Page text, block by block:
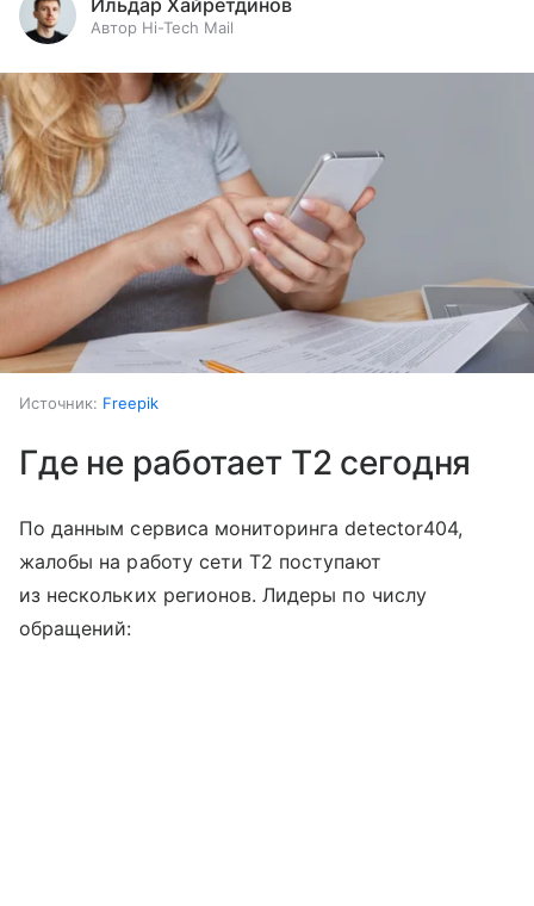
Автор Hi-Tech Mail
Источник: Freepik
Где не работает T2 сегодня
По данным сервиса мониторинга detector404,
жалобы на работу сети T2 поступают
из нескольких регионов. Лидеры по числу
обращений: